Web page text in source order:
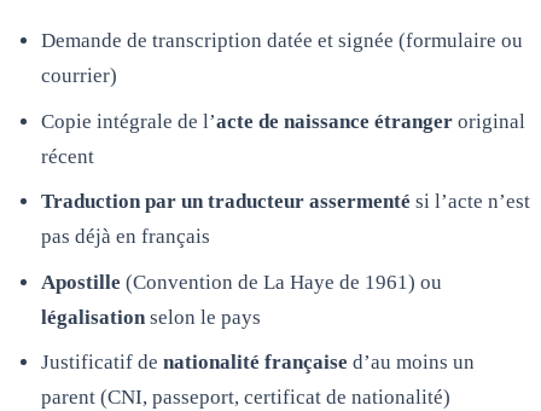
Demande de transcription datée et signée (formulaire ou
courrier)
Copie intégrale de l’acte de naissance étrangeroriginal
récent
Traduction par un traducteur assermenté si l’acte n’est
pas déjà en français
Apostille (Convention de La Haye de 1961) ou
légalisationselon le pays
Justificatif de nationalité française d’au moins un
parent (CNI, passeport, certificat de nationalité)